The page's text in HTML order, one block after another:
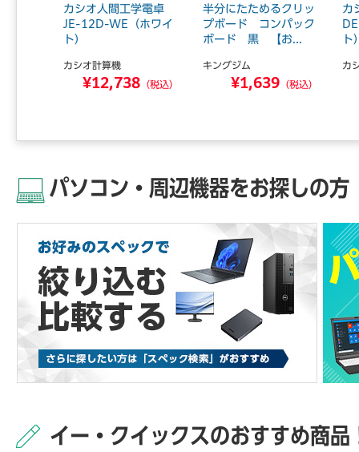
カシオ人間工学電卓
JE-12D-WE（ホワイ
ト）
カシオ計算機
¥12,738 （税込）
半分にたためるクリッ
プボード コンパック
ボード 黒 【お...
キングジム
¥1,639 （税込）
カ
ト
カ
パソコン・周辺機器をお探しの方
イー・クイックスのおすすめ商品